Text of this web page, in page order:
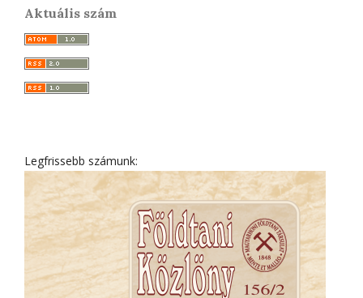
Aktuális szám
Legfrissebb számunk: